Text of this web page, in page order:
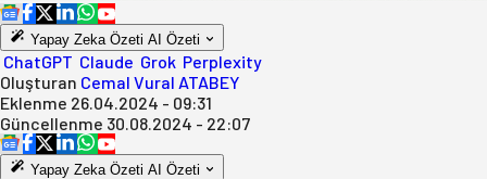
Yapay Zeka Özeti AI Özeti
ChatGPT Claude Grok Perplexity
Oluşturan Cemal Vural ATABEY
Eklenme 26.04.2024 - 09:31
Güncellenme 30.08.2024 - 22:07
Yapay Zeka Özeti AI Özeti